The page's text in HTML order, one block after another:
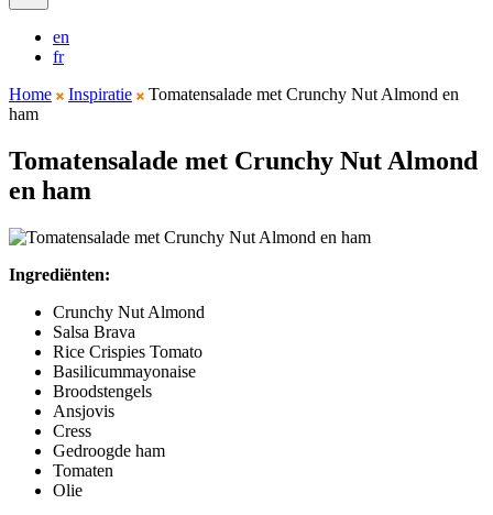
en
fr
Home
Inspiratie
Tomatensalade met Crunchy Nut Almond en
ham
Tomatensalade met Crunchy Nut Almond
en ham
Ingrediënten:
Crunchy Nut Almond
Salsa Brava
Rice Crispies Tomato
Basilicummayonaise
Broodstengels
Ansjovis
Cress
Gedroogde ham
Tomaten
Olie